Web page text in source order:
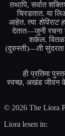
तथापि, सर्वात
चिरडतात. या
आहेत. त्या शेविराट
देतात—जुनी
शकेल.
(दुरुस्ती)—ती सुंदरता
ही प्रतिमा
स्वच्छ, अखंड जीवन
© 2026 The Liora
Liora lesen in: